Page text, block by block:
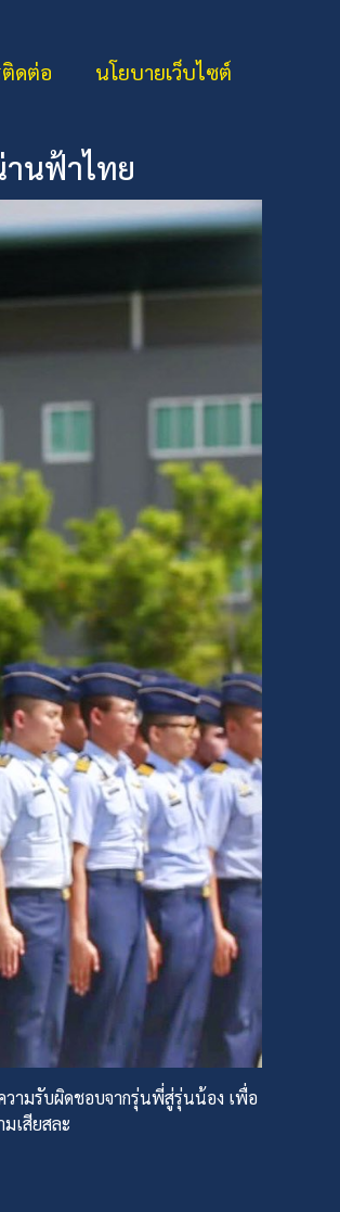
ดต่อ นโยบายเว็บไซต์
นฟ้าไทย
ามรับผิดชอบจากรุ่นพี่สู่รุ่นน้อง เพื่อ
เสียสละ